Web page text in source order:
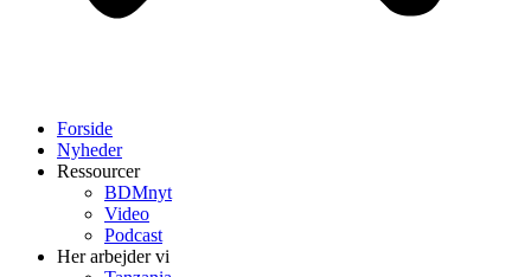
Forside
Nyheder
Ressourcer
BDMnyt
Video
Podcast
Her arbejder vi